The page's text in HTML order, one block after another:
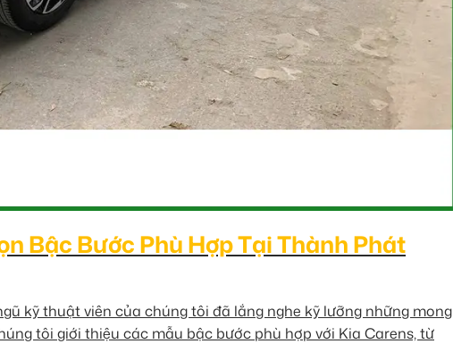
Bậc Bước Phù Hợp Tại Thành Phát
kỹ thuật viên của chúng tôi đã lắng nghe kỹ lưỡng những mong
tôi giới thiệu các mẫu bậc bước phù hợp với Kia Carens, từ